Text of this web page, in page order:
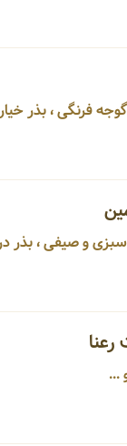
سبزی و صیفی ، بذر